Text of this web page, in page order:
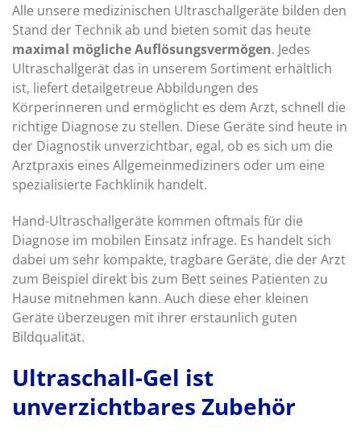
Alle unsere medizinischen Ultraschallgeräte bilden den
Stand der Technik ab und bieten somit das heute
maximal mögliche Auflösungsvermögen. Jedes
Ultraschallgerät das in unserem Sortiment erhältlich
ist, liefert detailgetreue Abbildungen des
Körperinneren und ermöglicht es dem Arzt, schnell die
richtige Diagnose zu stellen. Diese Geräte sind heute in
der Diagnostik unverzichtbar, egal, ob es sich um die
Arztpraxis eines Allgemeinmediziners oder um eine
spezialisierte Fachklinik handelt.
Hand-Ultraschallgeräte kommen oftmals für die
Diagnose im mobilen Einsatz infrage. Es handelt sich
dabei um sehr kompakte, tragbare Geräte, die der Arzt
zum Beispiel direkt bis zum Bett seines Patienten zu
Hause mitnehmen kann. Auch diese eher kleinen
Geräte überzeugen mit ihrer erstaunlich guten
Bildqualität.
Ultraschall-Gel ist
unverzichtbares Zubehör